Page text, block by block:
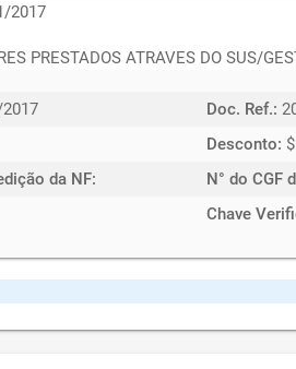
2017
PRESTADOS ATRAVES DO SUS/
Doc. Ref.:
Desconto:
da NF: N° do CGF
Chave